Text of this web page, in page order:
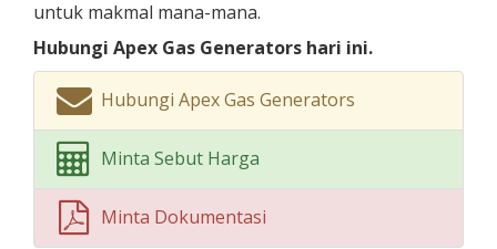
untuk makmal mana-mana.
Hubungi Apex Gas Generators hari ini.
Hubungi Apex Gas Generators
Minta Sebut Harga
Minta Dokumentasi